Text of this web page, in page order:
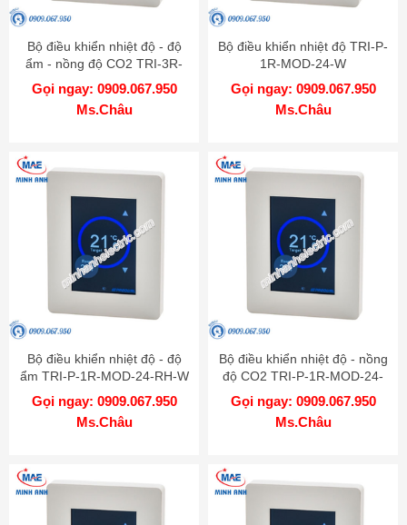
Bộ điều khiển nhiệt độ - độ
ẩm - nồng độ CO2 TRI-3R-
BAC-24-RH-CO2-W
Gọi ngay: 0909.067.950
Ms.Châu
Bộ điều khiển nhiệt độ TRI-P-
1R-MOD-24-W
Gọi ngay: 0909.067.950
Ms.Châu
Bộ điều khiển nhiệt độ - độ
ẩm TRI-P-1R-MOD-24-RH-W
Gọi ngay: 0909.067.950
Ms.Châu
Bộ điều khiển nhiệt độ - nồng
độ CO2 TRI-P-1R-MOD-24-
CO2-W
Gọi ngay: 0909.067.950
Ms.Châu